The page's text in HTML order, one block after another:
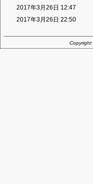
2017年3月26日 12:47
2017年3月26日 22:50